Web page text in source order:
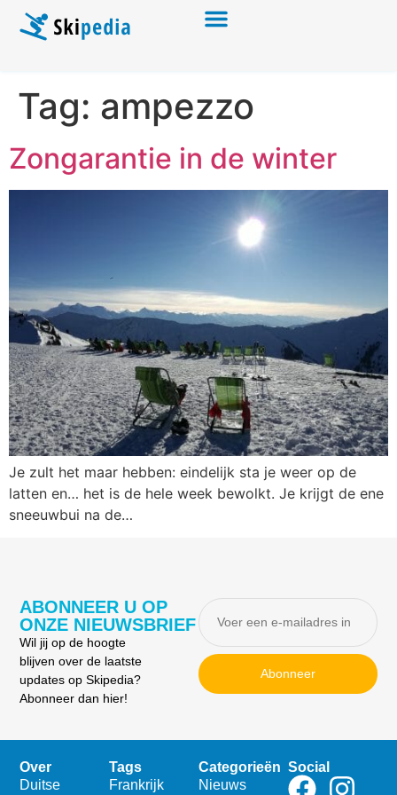
Tag: ampezzo
Zongarantie in de winter
Je zult het maar hebben: eindelijk sta je weer op de
latten en… het is de hele week bewolkt. Je krijgt de ene
sneeuwbui na de…
ABONNEER U OP
ONZE NIEUWSBRIEF
Wil jij op de hoogte
blijven over de laatste
updates op Skipedia?
Abonneer dan hier!
Abonneer
Over
Duitse
Tags
Frankrijk
Categorieën
Nieuws
Social